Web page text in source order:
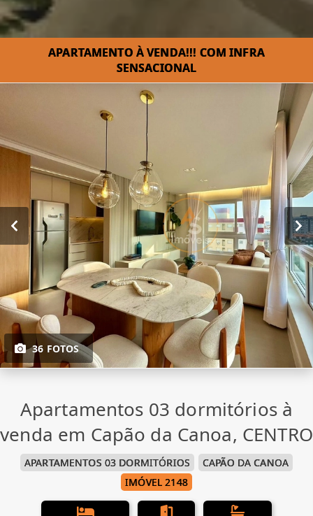
APARTAMENTO À VENDA!!! COM INFRA
SENSACIONAL
36 FOTOS
Apartamentos 03 dormitórios à
venda em Capão da Canoa, CENTRO
APARTAMENTOS 03 DORMITÓRIOS
CAPÃO DA CANOA
IMÓVEL 2148